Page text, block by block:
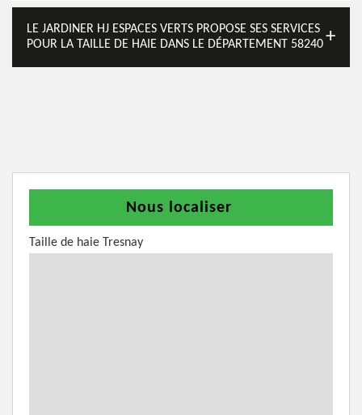
LE JARDINER HJ ESPACES VERTS PROPOSE SES SERVICES
POUR LA TAILLE DE HAIE DANS LE DÉPARTEMENT 58240
Nous localiser
Taille de haie Tresnay